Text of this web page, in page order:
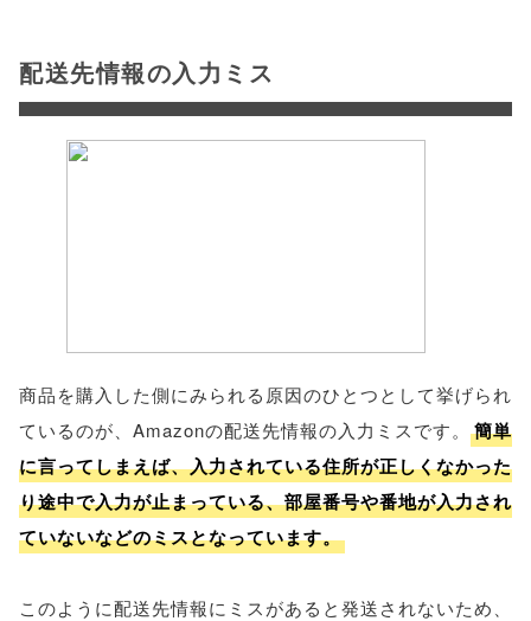
配送先情報の入力ミス
商品を購入した側にみられる原因のひとつとして挙げられ
ているのが、Amazonの配送先情報の入力ミスです。
簡単
に言ってしまえば、入力されている住所が正しくなかった
り途中で入力が止まっている、部屋番号や番地が入力され
ていないなどのミスとなっています。
このように配送先情報にミスがあると発送されないため、